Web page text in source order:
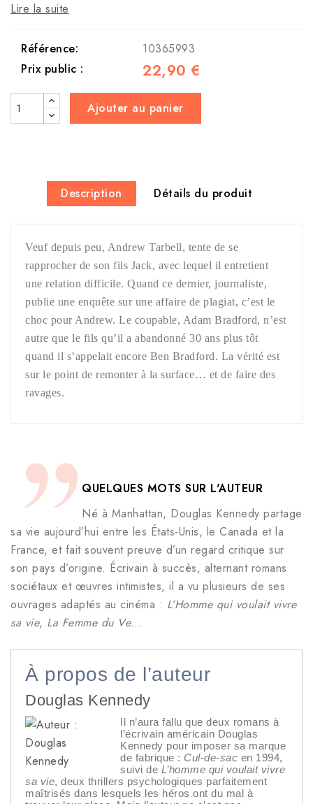
Lire la suite
Référence:
10365993
Prix public :
22,90 €
Ajouter au panier
Description Détails du produit
Veuf depuis peu, Andrew Tarbell, tente de se
rapprocher de son fils Jack, avec lequel il entretient
une relation difficile. Quand ce dernier, journaliste,
publie une enquête sur une affaire de plagiat, c’est le
choc pour Andrew. Le coupable, Adam Bradford, n’est
autre que le fils qu’il a abandonné 30 ans plus tôt
quand il s’appelait encore Ben Bradford. La vérité est
sur le point de remonter à la surface… et de faire des
ravages.
QUELQUES MOTS SUR L'AUTEUR
Né à Manhattan, Douglas Kennedy partage
sa vie aujourd’hui entre les États-Unis, le Canada et la
France, et fait souvent preuve d’un regard critique sur
son pays d’origine. Écrivain à succès, alternant romans
sociétaux et œuvres intimistes, il a vu plusieurs de ses
ouvrages adaptés au cinéma : L’Homme qui voulait vivre
sa vie, La Femme du Ve…
À propos de l’auteur
Douglas Kennedy
Il n’aura fallu que deux romans à
l’écrivain américain Douglas
Kennedy pour imposer sa marque
de fabrique : Cul-de-sac en 1994,
suivi de L’homme qui voulait vivre
sa vie, deux thrillers psychologiques parfaitement
maîtrisés dans lesquels les héros ont du mal à